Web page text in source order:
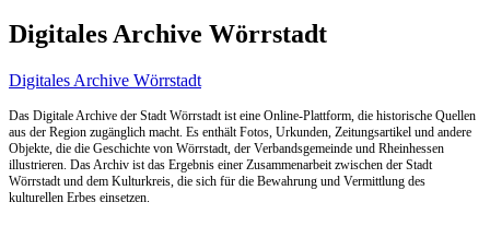
Digitales Archive Wörrstadt
Digitales Archive Wörrstadt
Das Digitale Archive der Stadt Wörrstadt ist eine Online-Plattform, die historische Quellen
aus der Region zugänglich macht. Es enthält Fotos, Urkunden, Zeitungsartikel und andere
Objekte, die die Geschichte von Wörrstadt, der Verbandsgemeinde und Rheinhessen
illustrieren. Das Archiv ist das Ergebnis einer Zusammenarbeit zwischen der Stadt
Wörrstadt und dem Kulturkreis, die sich für die Bewahrung und Vermittlung des
kulturellen Erbes einsetzen.